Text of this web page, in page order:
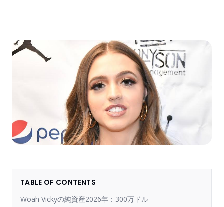
TABLE OF CONTENTS
Woah Vickyの純資産2026年：300万ドル